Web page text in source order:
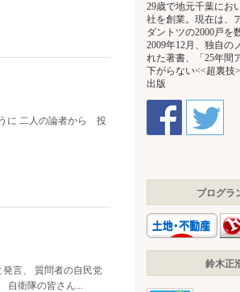
に 二人の論者から 投
言、 質問者の自民党
自衛隊の皆さん...
29歳で地元千葉にお
社を創業。現在は、
ダントツの2000戸を
2009年12月、独自の
れた著書、「25年間
下がらない<<超裏技
出版
ブログラ
鈴木正